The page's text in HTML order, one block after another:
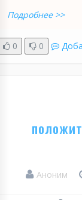
Подробнее >>
0 0
Аноним